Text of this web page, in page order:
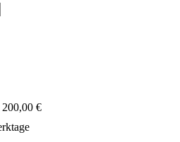
200,00 €